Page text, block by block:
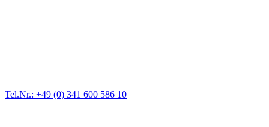
Tel.Nr.: +49 (0) 341 600 586 10